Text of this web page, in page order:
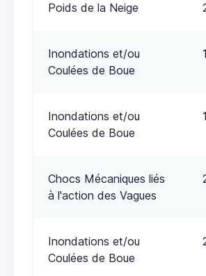
Poids de la Neige
Inondations et/ou
Coulées de Boue
Inondations et/ou
Coulées de Boue
Chocs Mécaniques liés
à l'action des Vagues
Inondations et/ou
Coulées de Boue